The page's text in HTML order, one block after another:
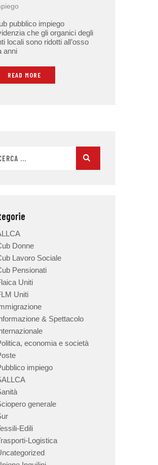
pubblico impiego
che gli organici degli
locali sono ridotti all’osso
anni
READ MORE
Donne
Lavoro Sociale
Pensionati
Uniti
Uniti
& Spettacolo
economia e società
impiego
generale
Edili
Logistica